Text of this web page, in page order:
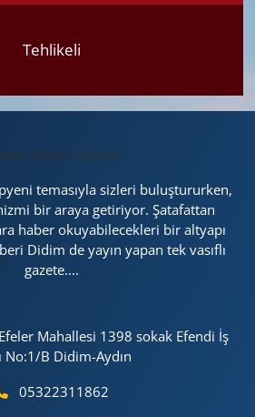
Tehlikeli
temasıyla sizleri buluştururken,
bir araya getiriyor. Şatafattan
haber okuyabilecekleri bir altyapı
Didim de yayın yapan tek vasıflı
gazete....
Mahallesi 1398 sokak Efendi İş
No:1/B Didim-Aydın
05322311862